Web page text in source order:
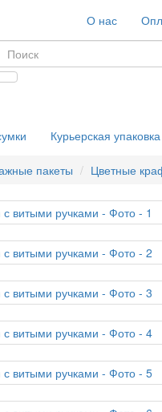
О нас
Курьерская упаковка
пакеты Цветные